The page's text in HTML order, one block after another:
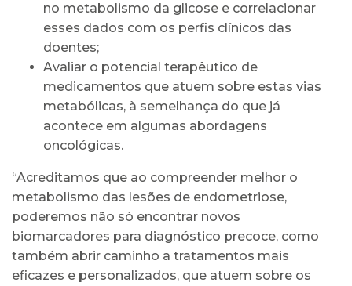
no metabolismo da glicose e correlacionar
esses dados com os perfis clínicos das
doentes;
Avaliar o potencial terapêutico de
medicamentos que atuem sobre estas vias
metabólicas, à semelhança do que já
acontece em algumas abordagens
oncológicas.
“Acreditamos que ao compreender melhor o
metabolismo das lesões de endometriose,
poderemos não só encontrar novos
biomarcadores para diagnóstico precoce, como
também abrir caminho a tratamentos mais
eficazes e personalizados, que atuem sobre os